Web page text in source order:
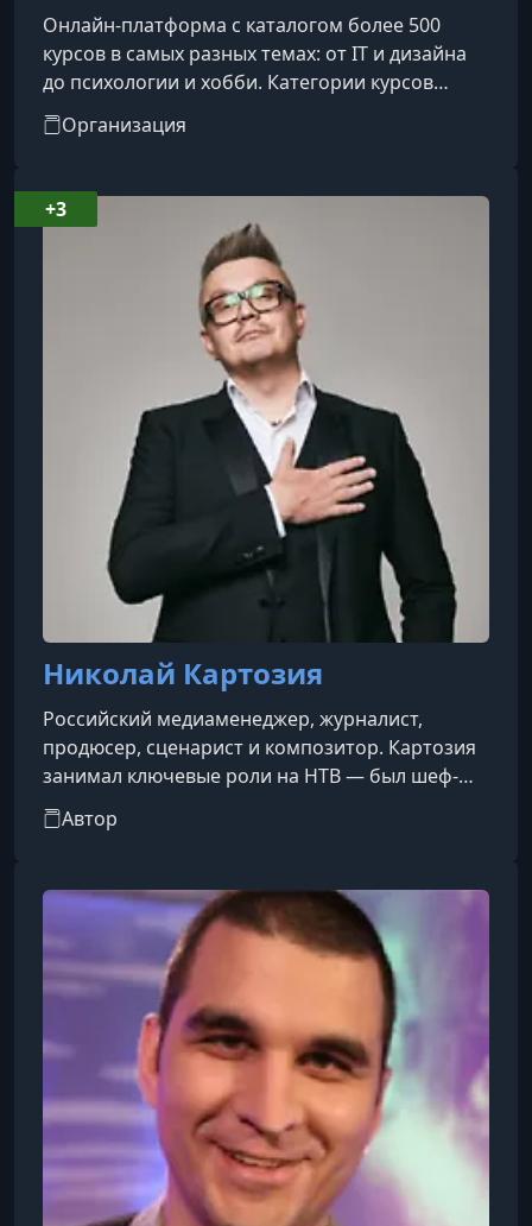
Онлайн-платформа с каталогом более 500
курсов в самых разных темах: от IT и дизайна
до психологии и хобби. Категории курсов
охватывают такие направления, как IT, бизнес,
дизайн, психология, творчество, блогинг, уход
Организация
Николай Картозия
Российский медиаменеджер, журналист,
продюсер, сценарист и композитор. Картозия
занимал ключевые роли на НТВ — был шеф-
редактором программы «Намедни», руководил
праймовым вещанием. В 2012 году стал
«ПрофМедиа ТВ». С 2013 года — генеральный
директор канала «Пятница!». Он также
участвует в реализации документальных
проектов: среди его работ — фильмы
«Бродский не поэт» и «Саша Соколов.
Последний русский писатель».
Автор
+3